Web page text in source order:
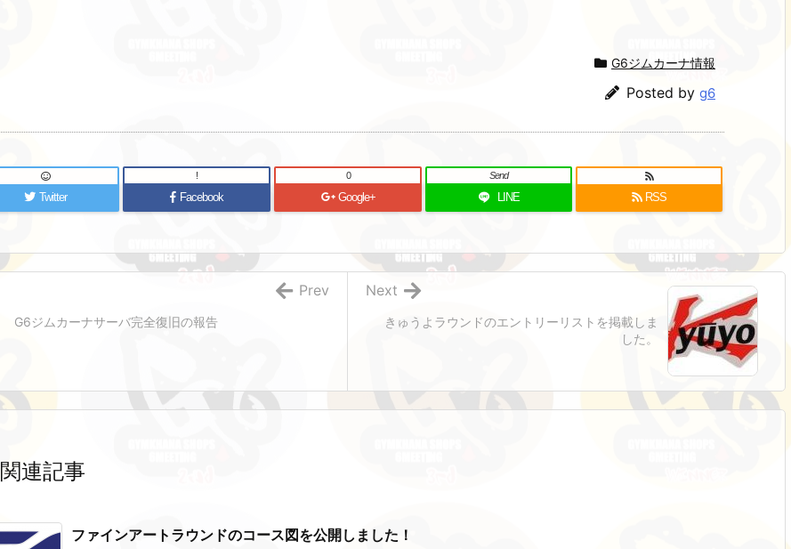
G6ジムカーナ情報
Posted by g6
Twitter Facebook
!
Google+
0
LINE
Send
RSS
きゅうよラウンドのエントリーリストを掲載しま
した。
Next
G6ジムカーナサーバ完全復旧の報告
Prev
関連記事
ファインアートラウンドのコース図を公開しました！